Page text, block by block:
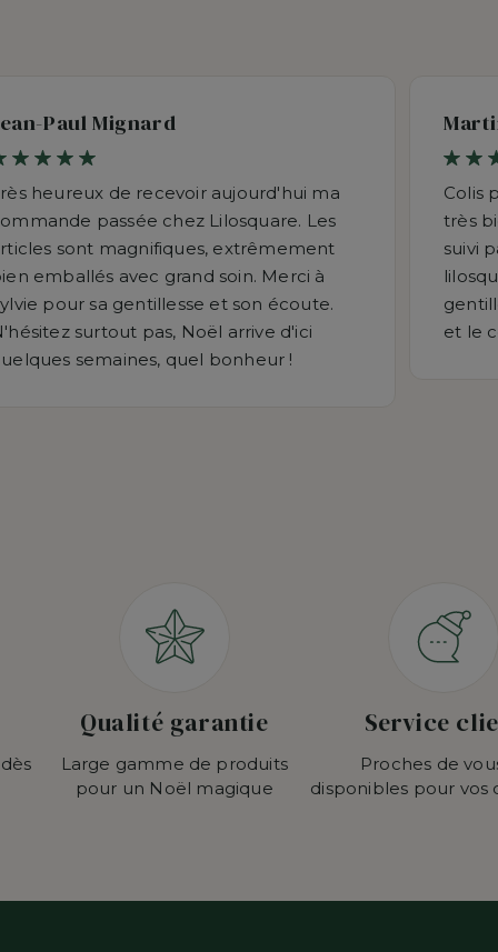
Paul Mignard
heureux de recevoir aujourd'hui ma
passée chez Lilosquare. Les
sont magnifiques, extrêmement
emballés avec grand soin. Merci à
pour sa gentillesse et son écoute.
surtout pas, Noël arrive d'ici
semaines, quel bonheur !
Colis
très
suivi
et le
Qualité garantie
Large gamme de produits
pour un Noël magique
Service
Proches de
disponibles pour vos